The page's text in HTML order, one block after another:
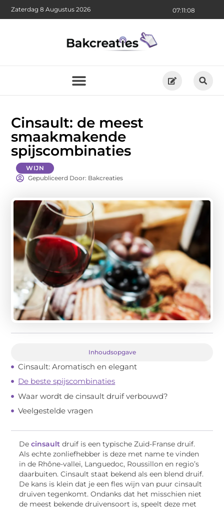
07:11:10
Zaterdag 8 Augustus 2026
Cinsault: de meest
smaakmakende
spijscombinaties
WIJN
Gepubliceerd Door: Bakcreaties
Inhoudsopgave
Cinsault: Aromatisch en elegant
De beste spijscombinaties
Waar wordt de cinsault druif verbouwd?
Veelgestelde vragen
Decinsault druif is een typische Zuid-Franse druif.
Als echte zonliefhebber is deze met name te vinden
in de Rhône-vallei, Languedoc, Roussillon en regio’s
daarbuiten. Cinsault staat bekend als een blend druif.
De kans is klein dat je een fles wijn van puur cinsault
druiven tegenkomt. Ondanks dat het misschien niet
de meest bekende druivensoort is, speelt deze met